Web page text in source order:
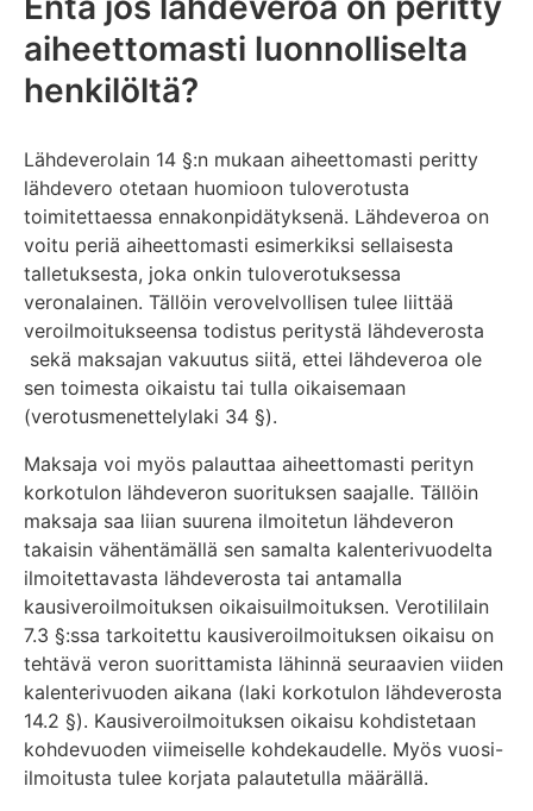
aiheettomasti luonnolliselta
henkilöltä?
Lähdeverolain 14 §:n mukaan aiheettomasti peritty
lähdevero otetaan huomioon tuloverotusta
toimitettaessa ennakonpidätyksenä. Lähdeveroa on
voitu periä aiheettomasti esimerkiksi sellaisesta
talletuksesta, joka onkin tuloverotuksessa
veronalainen. Tällöin verovelvollisen tulee liittää
veroilmoitukseensa todistus peritystä lähdeverosta
sekä maksajan vakuutus siitä, ettei lähdeveroa ole
sen toimesta oikaistu tai tulla oikaisemaan
(verotusmenettelylaki 34 §).
Maksaja voi myös palauttaa aiheettomasti perityn
korkotulon lähdeveron suorituksen saajalle. Tällöin
maksaja saa liian suurena ilmoitetun lähdeveron
takaisin vähentämällä sen samalta kalenterivuodelta
ilmoitettavasta lähdeverosta tai antamalla
kausiveroilmoituksen oikaisuilmoituksen. Verotililain
7.3 §:ssa tarkoitettu kausiveroilmoituksen oikaisu on
tehtävä veron suorittamista lähinnä seuraavien viiden
kalenterivuoden aikana (laki korkotulon lähdeverosta
14.2 §). Kausiveroilmoituksen oikaisu kohdistetaan
kohdevuoden viimeiselle kohdekaudelle. Myös vuosi-
ilmoitusta tulee korjata palautetulla määrällä.